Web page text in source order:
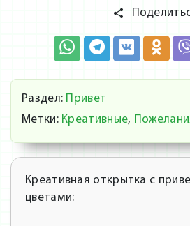
Раздел: Привет
Метки: Креативные,
Креативная открытка с
цветами: